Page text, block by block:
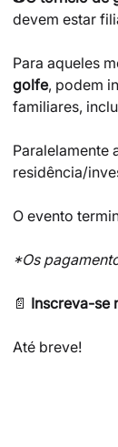
devem estar
Para aqueles
golfe, podem
familiares,
Paralelamente
residência/
O evento
*Os
📄 Inscreva-se
Até breve!